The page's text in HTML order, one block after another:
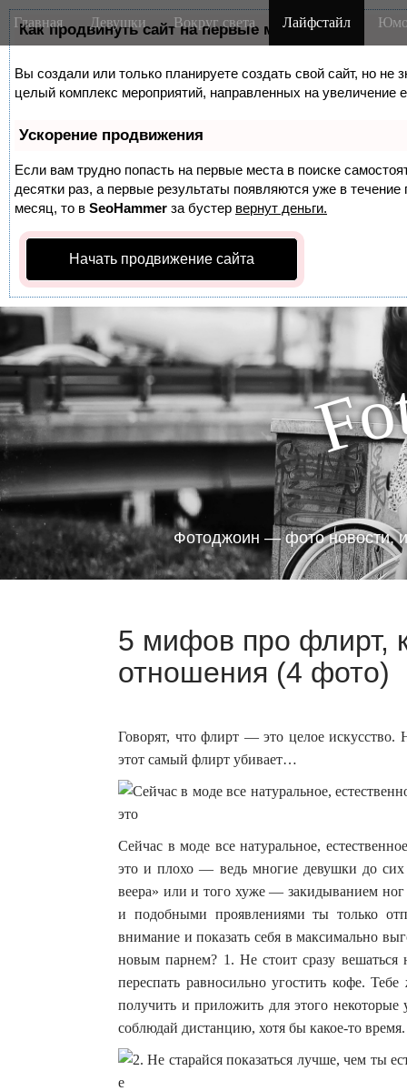
Как продвинуть сайт на первые места?
Вы создали или только планируете создать свой сайт, но не
целый комплекс мероприятий, направленных на увеличение
Ускорение продвижения
Если вам трудно попасть на первые места в поиске
десятки раз, а первые результаты появляются уже в
месяц, то в SeoHammer за бустер вернут деньги.
Начать продвижение сайта
M
a
n
m
e
n
u
i
Главная Девушки Вокруг света Лайфстайл
Fo
Фотоджоин — фото новости,
5 мифов про флирт,
отношения (4 фото)
Говорят, что флирт — это целое
этот самый флирт убивает…
Сейчас в моде все натуральное,
это и плохо — ведь многие девушки до
веера» или и того хуже — закидыванием
и подобными проявлениями ты только
внимание и показать себя в максимально
новым парнем? 1. Не стоит сразу
переспать равносильно угостить кофе.
получить и приложить для этого
соблюдай дистанцию, хотя бы какое-то время.